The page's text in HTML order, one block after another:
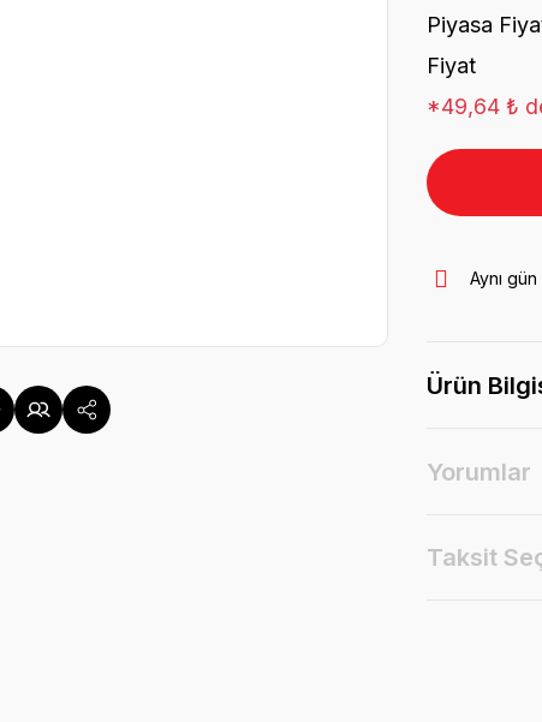
Piyasa
Fiyat
*49,64 ₺
Aynı
Ürün
Yorumlar
Taksit